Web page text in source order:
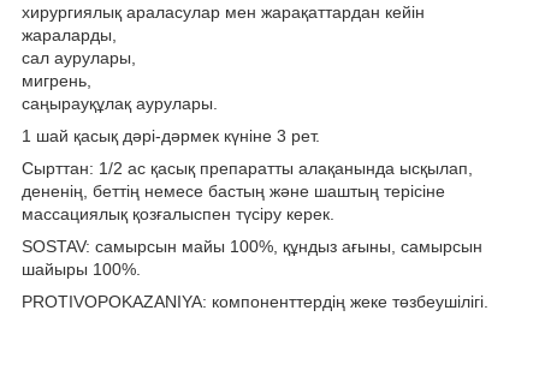
хирургиялық араласулар мен жарақаттардан кейін
жараларды,
сал аурулары,
мигрень,
саңырауқұлақ аурулары.
1 шай қасық дәрі-дәрмек күніне 3 рет.
Сырттан: 1/2 ас қасық препаратты алақанында ысқылап,
дененiң, беттiң немесе бастың және шаштың терiсiне
массациялық қозғалыспен түсiру керек.
SOSTAV: самырсын майы 100%, құндыз ағыны, самырсын
шайыры 100%.
PROTIVOPOKAZANIYA: компоненттердің жеке төзбеушілігі.